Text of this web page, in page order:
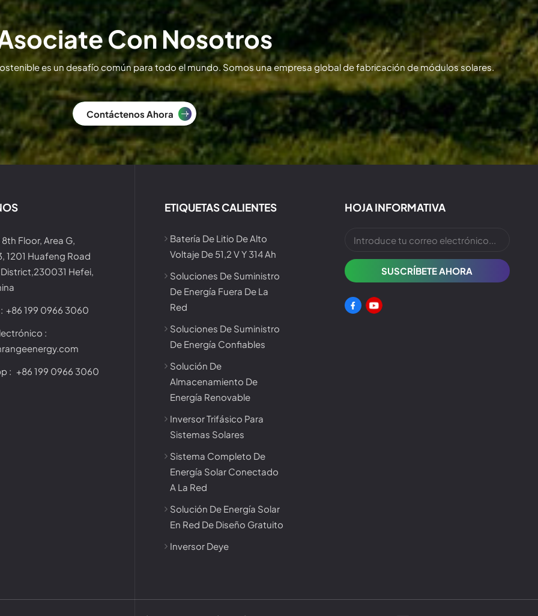
Con Nosotros
es un desafío común para todo el mundo. Somos una empresa global de fabricación de módulos solares.
Contáctenos Ahora
Floor, Area G,
1201 Huafeng Road
Hefei,
+86 199 0966 3060
:
: +86 199 0966 3060
ETIQUETAS CALIENTES
Batería De Litio De Alto
Voltaje De 51,2 V Y 314 Ah
Soluciones De Suministro
De Energía Fuera De La
Red
Soluciones De Suministro
De Energía Confiables
Solución De
Almacenamiento De
Energía Renovable
Inversor Trifásico Para
Sistemas Solares
Sistema Completo De
Energía Solar Conectado
A La Red
Solución De Energía Solar
En Red De Diseño Gratuito
Inversor Deye
HOJA INFORMATIVA